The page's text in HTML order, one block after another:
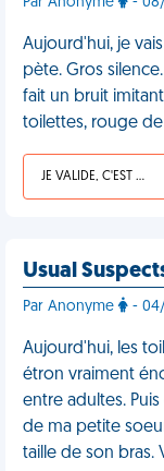
Aujourd'hui, je
pète. Gros
fait un bruit
toilettes, rouge
JE VALIDE, C'EST UNE VDM
Usual
Par Anonyme -
Aujourd'hui, les
étron vraiment
entre adultes.
de ma petite
taille de son bras.